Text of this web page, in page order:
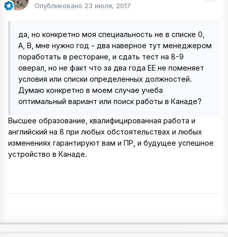
Опубликовано 23 июля, 2017
да, но конкретно моя специальность не в списке 0,
А, В, мне нужно год - два наверное тут менеджером
поработать в ресторане, и сдать тест на 8-9
оверал, но не факт что за два года ЕЕ не поменяет
условия или списки определенных должностей.
Думаю конкретно в моем случае учеба
оптимальный вариант или поиск работы в Канаде?
Высшее образование, квалифицированная работа и
английский на 8 при любых обстоятельствах и любых
изменениях гарантируют вам и ПР, и будущее успешное
устройство в Канаде.